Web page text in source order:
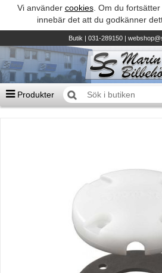
Vi använder cookies. Om du
innebär det att du godkänner
Butik| 031-289150 |
Produkter
Suzuki - Utombordare
Honda - Utombordare
HonWave - Gummibåtar
Honda - Elverk & Pumpar